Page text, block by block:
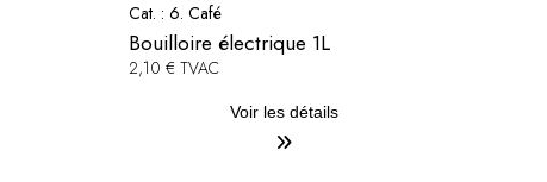
Cat. :6. Café
Bouilloire électrique 1L
2,10 € TVAC
Voir les détails